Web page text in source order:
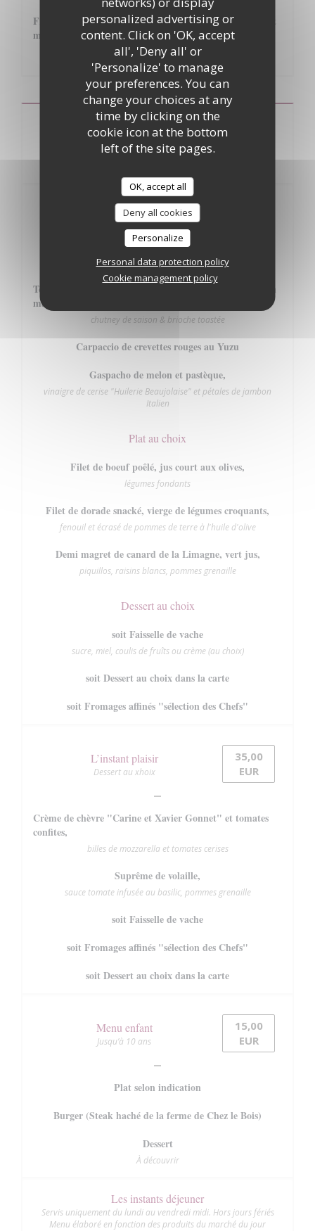
personalized advertising or
content. Click on 'OK, accept
all', 'Deny all' or
'Personalize' to manage
your preferences. You can
change your choices at any
time by clicking on the
cookie icon at the bottom
left of the site pages.
OK, accept all
Deny all cookies
Personalize
Personal data protection policy
Cookie management policy
Fromage de chèvre frais de chez Carine et Xavier Gonnet
mariné à l'huile d'olive et piment
6,00 EUR
Les menus
L’instant gourmet
49 euros
Entrée au choix
Terrine de foie gras de canard de la Limagne (63) maison
mariné au whisky "La Chenaie"
chutney de saison & brioche toastée
Carpaccio de crevettes rouges au Yuzu
Gaspacho de melon et pastèque,
vinaigre de cerise "Huilerie Beaujolaise" et pétales de jambon
Italien
Plat au choix
Filet de boeuf poêlé, jus court aux olives,
légumes fondants
Filet de dorade snacké, vierge de légumes croquants,
fenouil et écrasé de pommes de terre à l'huile d'olive
Demi magret de canard de la Limagne, vert jus,
piquillos, raisins blancs, pommes grenaille
Dessert au choix
soit Faisselle de vache
sucre, miel, coulis de fruîts ou crème (au choix)
soit Dessert au choix dans la carte
soit Fromages affinés "sélection des Chefs"
L’instant plaisir
Dessert au xhoix
35,00
EUR
Crème de chèvre "Carine et Xavier Gonnet" et tomates
confites,
billes de mozzarella et tomates cerises
Suprême de volaille,
sauce tomate infusée au basilic, pommes grenaille
soit Faisselle de vache
soit Fromages affinés "sélection des Chefs"
soit Dessert au choix dans la carte
Menu enfant
Jusqu’à 10 ans
15,00
EUR
Plat selon indication
Burger (Steak haché de la ferme de Chez le Bois)
Dessert
À découvrir
Les instants déjeuner
Servis uniquement du lundi au vendredi midi. Hors jours fériés
Menu élaboré en fonction des produits du marché du jour